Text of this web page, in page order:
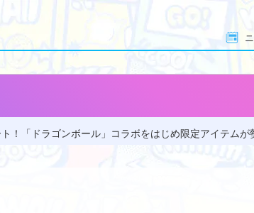
！「ドラゴンボール」コラボをはじめ限定アイテムが